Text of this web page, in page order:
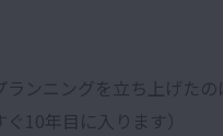
ランニングを立ち上げた
10年目に入ります）